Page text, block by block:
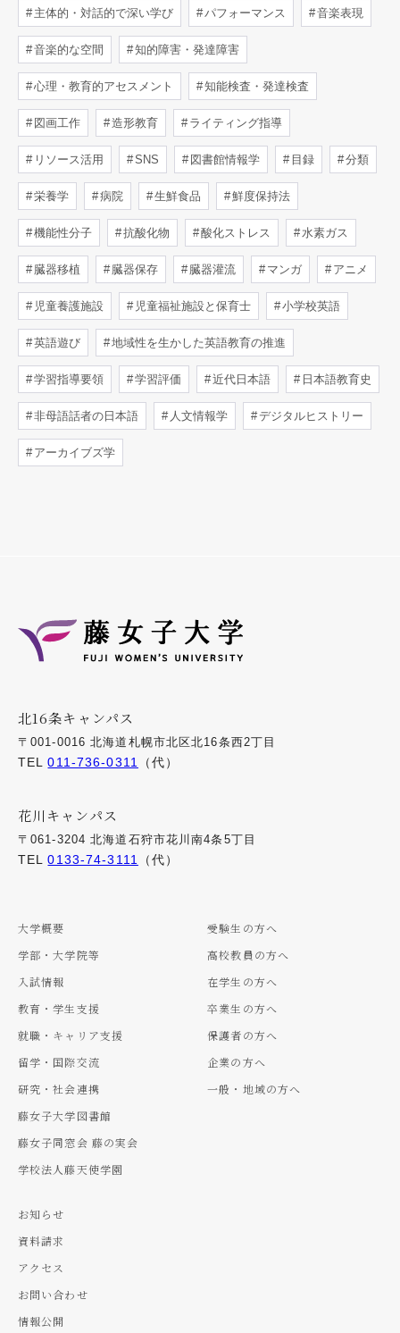
主体的・対話的で深い学び パフォーマンス 音楽表現
音楽的な空間 知的障害・発達障害
心理・教育的アセスメント 知能検査・発達検査
図画工作 造形教育 ライティング指導
リソース活用 SNS 図書館情報学 目録 分類
栄養学 病院 生鮮食品 鮮度保持法
機能性分子 抗酸化物 酸化ストレス 水素ガス
臓器移植 臓器保存 臓器灌流 マンガ アニメ
児童養護施設 児童福祉施設と保育士 小学校英語
英語遊び 地域性を生かした英語教育の推進
学習指導要領 学習評価 近代日本語 日本語教育史
非母語話者の日本語 人文情報学 デジタルヒストリー
アーカイブズ学
北16条キャンパス
〒001-0016 北海道札幌市北区北16条西2丁目
TEL011-736-0311 （代）
花川キャンパス
〒061-3204 北海道石狩市花川南4条5丁目
TEL0133-74-3111 （代）
大学概要
学部・大学院等
入試情報
教育・学生支援
就職・キャリア支援
留学・国際交流
研究・社会連携
藤女子大学図書館
藤女子同窓会 藤の実会
学校法人藤天使学園
受験生の方へ
高校教員の方へ
在学生の方へ
卒業生の方へ
保護者の方へ
企業の方へ
一般・地域の方へ
お知らせ
資料請求
アクセス
お問い合わせ
情報公開